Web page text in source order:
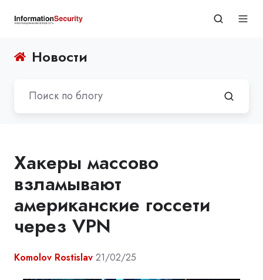
Новости
Хакеры массово
взламывают
американские госсети
через VPN
Komolov Rostislav 21/02/25